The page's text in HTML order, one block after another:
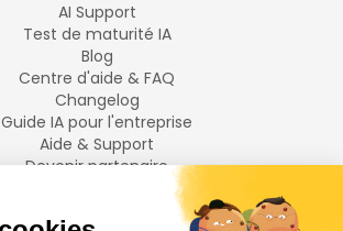
AI Support
Test de maturité IA
Blog
Centre d'aide & FAQ
Changelog
Guide IA pour l'entreprise
Aide & Support
Devenir partenaire
LANGUES